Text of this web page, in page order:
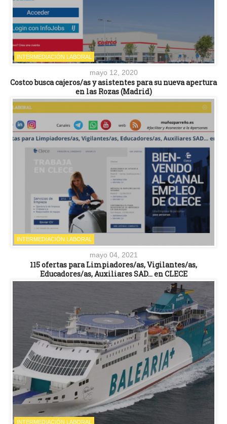
INTERMEDIACIÓN LABORAL
mayo 12, 2020
Costco busca cajeros/as y asistentes para su nueva apertura
en las Rozas (Madrid)
INTERMEDIACIÓN LABORAL
mayo 04, 2021
115 ofertas para Limpiadores/as, Vigilantes/as,
Educadores/as, Auxiliares SAD… en CLECE
INTERMEDIACIÓN LABORAL